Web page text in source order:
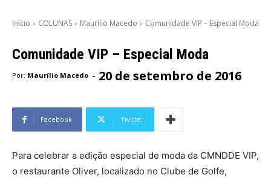
Início COLUNAS Maurílio Macedo Comunidade VIP – Especial Moda
Comunidade VIP – Especial Moda
Por: Maurílio Macedo - 20 de setembro de 2016
Facebook Twitter
Para celebrar a edição especial de moda da CMNDDE VIP,
o restaurante Oliver, localizado no Clube de Golfe,